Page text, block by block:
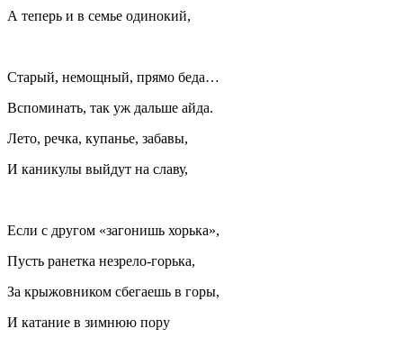
А теперь и в семье одинокий,
Старый, немощный, прямо беда…
Вспоминать, так уж дальше айда.
Лето, речка, купанье, забавы,
И каникулы выйдут на славу,
Если с другом «загонишь хорька»,
Пусть ранетка незрело-горька,
За крыжовником сбегаешь в горы,
И катание в зимнюю пору